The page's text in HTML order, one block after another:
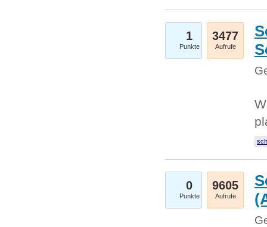
1
Punkte
3477
Aufrufe
0
Punkte
9605
Aufrufe